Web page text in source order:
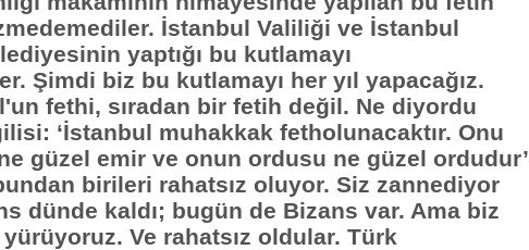
İstanbul Valiliği ve İstanbul
yaptığı bu kutlamayı
Şimdi biz bu kutlamayı her yıl yapacağız.
fethi, sıradan bir fetih değil. Ne diyordu
‘İstanbul muhakkak fetholunacaktır. Onu
güzel emir ve onun ordusu ne güzel ordudur’
birileri rahatsız oluyor. Siz zannediyor
dünde kaldı; bugün de Bizans var. Ama biz
Ve rahatsız oldular. Türk